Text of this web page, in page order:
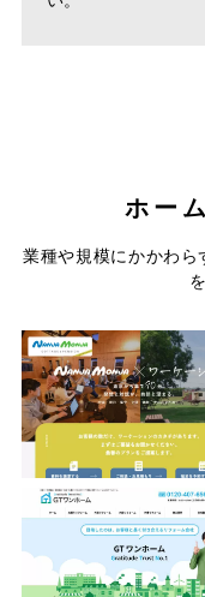
ホー
業種や規模にかかわら
MONJA
株式会社GTワンホ
有限会社東豊住宅